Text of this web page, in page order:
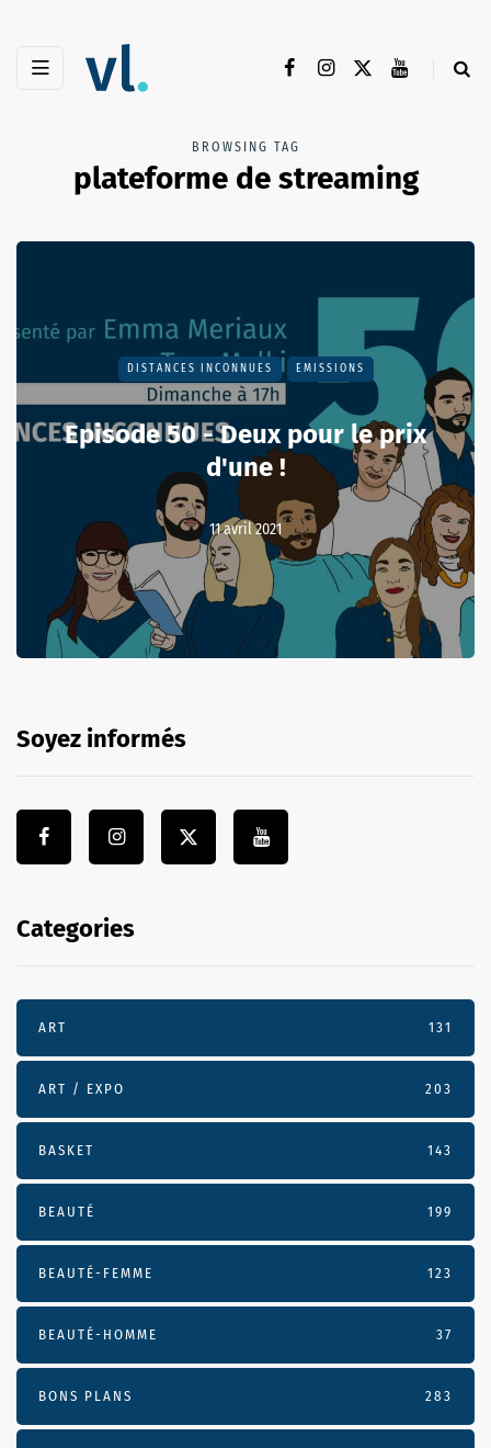
BROWSING TAG
plateforme de streaming
DISTANCES INCONNUES EMISSIONS
Episode 50 - Deux pour le prix
d'une !
11 avril 2021
Soyez informés
Categories
ART 131
ART / EXPO 203
BASKET 143
BEAUTÉ 199
BEAUTÉ-FEMME 123
BEAUTÉ-HOMME 37
BONS PLANS 283